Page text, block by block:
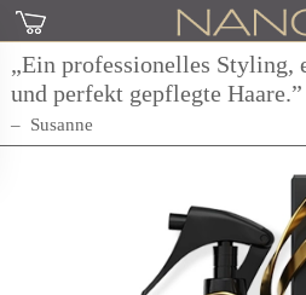
„Ein professionelles Styling,
und perfekt gepflegte Haare.”
Susanne